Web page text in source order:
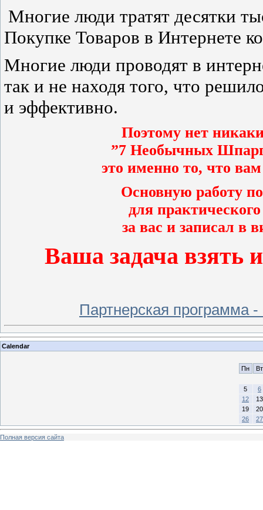
Многие люди тратят десятки
Покупке Товаров в Интернете
Многие люди проводят в
так и не находя того, что
и эффективно.
Поэтому нет
”7 Необычных
это именно то, что
Основную работу
для
за вас и записал в
Ваша задача взять
Партнерская программа
Calendar
Пн Вт
5
6
12
13
19
20
26
27
Полная версия сайта